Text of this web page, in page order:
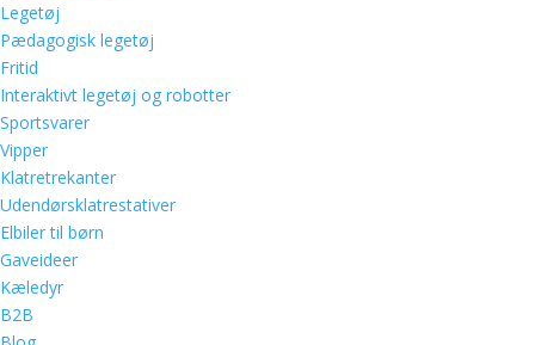
Legetøj
Pædagogisk legetøj
Fritid
Interaktivt legetøj og robotter
Sportsvarer
Vipper
Klatretrekanter
Udendørsklatrestativer
Elbiler til børn
Gaveideer
Kæledyr
B2B